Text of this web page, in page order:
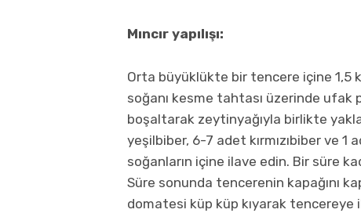
Mıncır yapılışı:
Orta büyüklükte bir tencere içine 1,5
soğanı kesme tahtası üzerinde ufak
boşaltarak zeytinyağıyla birlikte
yeşilbiber, 6-7 adet kırmızıbiber ve 1
soğanların içine ilave edin. Bir süre
Süre sonunda tencerenin kapağını
domatesi küp küp kıyarak